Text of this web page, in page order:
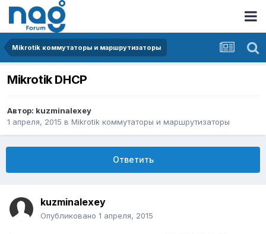
Mikrotik коммутаторы и маршрутизаторы
Mikrotik DHCP
Автор: kuzminalexey
1 апреля, 2015 в Mikrotik коммутаторы и маршрутизаторы
Ответить
kuzminalexey
Опубликовано 1 апреля, 2015